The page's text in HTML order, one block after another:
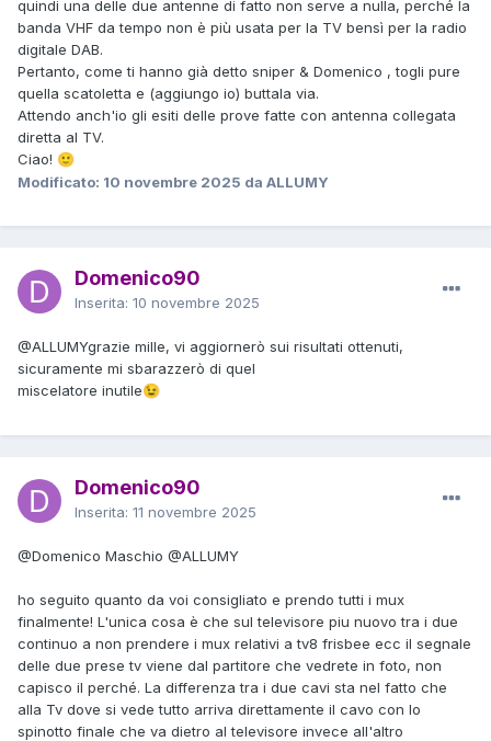
quindi una delle due antenne di fatto non serve a nulla, perché la
banda VHF da tempo non è più usata per la TV bensì per la radio
digitale DAB.
Pertanto, come ti hanno già detto sniper & Domenico , togli pure
quella scatoletta e (aggiungo io) buttala via.
Attendo anch'io gli esiti delle prove fatte con antenna collegata
diretta al TV.
Ciao! 🙂
Modificato: 10 novembre 2025 da ALLUMY
Domenico90
Inserita: 10 novembre 2025
@ALLUMYgrazie mille, vi aggiornerò sui risultati ottenuti,
sicuramente mi sbarazzerò di quel
miscelatore inutile😉
Domenico90
Inserita: 11 novembre 2025
@Domenico Maschio @ALLUMY
ho seguito quanto da voi consigliato e prendo tutti i mux
finalmente! L'unica cosa è che sul televisore piu nuovo tra i due
continuo a non prendere i mux relativi a tv8 frisbee ecc il segnale
delle due prese tv viene dal partitore che vedrete in foto, non
capisco il perché. La differenza tra i due cavi sta nel fatto che
alla Tv dove si vede tutto arriva direttamente il cavo con lo
spinotto finale che va dietro al televisore invece all'altro